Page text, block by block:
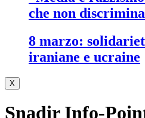
che non discrimina
8 marzo: solidarietà alle donne
iraniane e ucraine
X
Snadir Info-Point n.583